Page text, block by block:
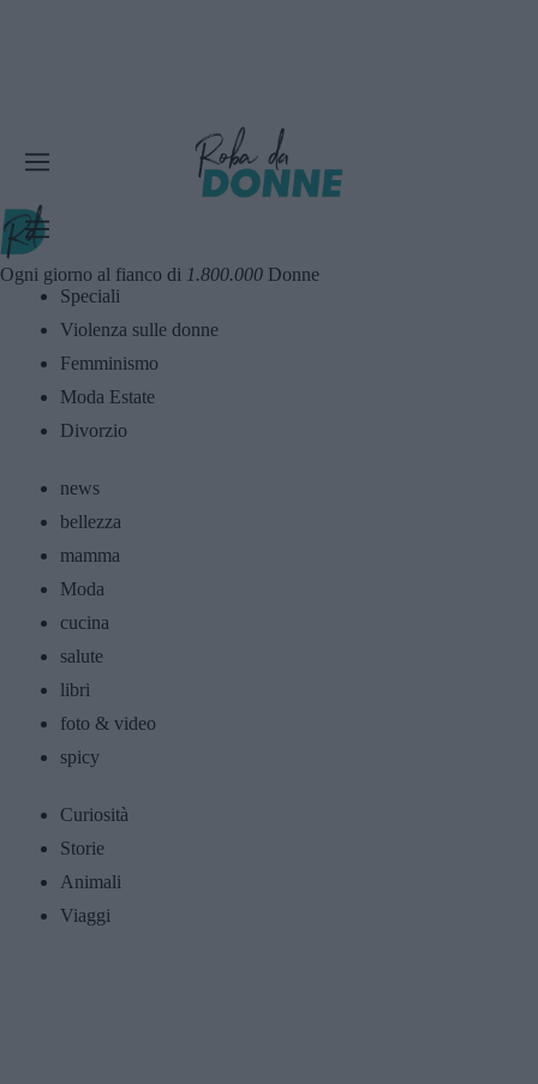
Ogni giorno al fianco di 1.800.000 Donne
Speciali
Violenza sulle donne
Femminismo
Moda Estate
Divorzio
news
bellezza
mamma
Moda
cucina
salute
libri
foto & video
spicy
Curiosità
Storie
Animali
Viaggi